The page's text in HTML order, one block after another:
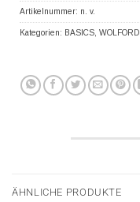
Artikelnummer: n. v.
Kategorien: BASICS WOLFORD
ÄHNLICHE PRODUKTE